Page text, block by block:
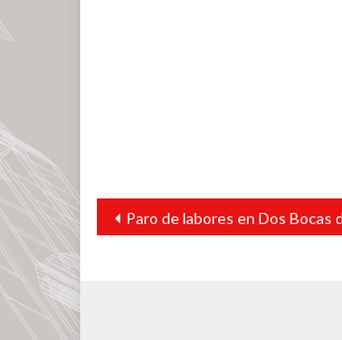
Navegación
entradas
Paro de labores en Dos Bocas deja